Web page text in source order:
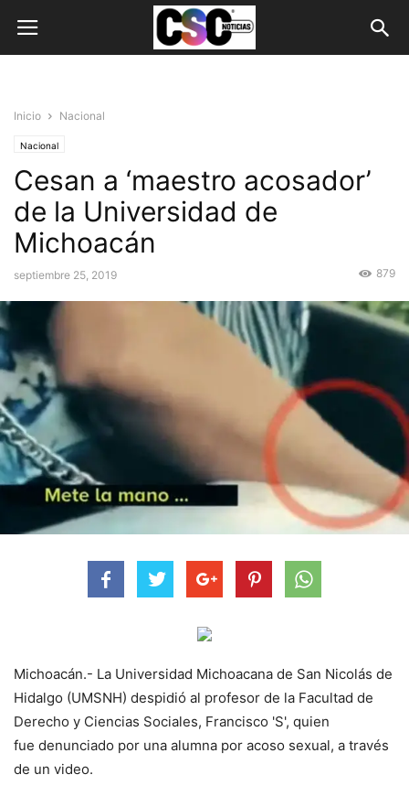
Inicio Nacional
Nacional
Cesan a ‘maestro acosador’
de la Universidad de
Michoacán
septiembre 25, 2019 879
Michoacán.- La Universidad Michoacana de San Nicolás de
Hidalgo (UMSNH) despidió al profesor de la Facultad de
Derecho y Ciencias Sociales, Francisco 'S', quien
fue denunciado por una alumna por acoso sexual, a través
de un video.